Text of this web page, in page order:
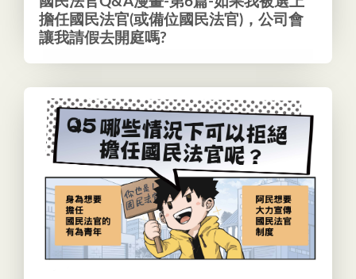
擔任國民法官(或備位國民法官)，公司會
讓我請假去開庭嗎?